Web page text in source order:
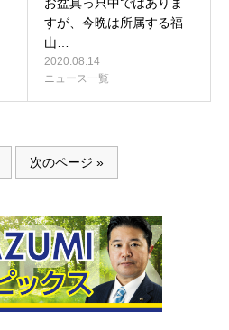
すが、今晩は所属する福
山…
2020.08.14
ニュース一覧
次のページ »